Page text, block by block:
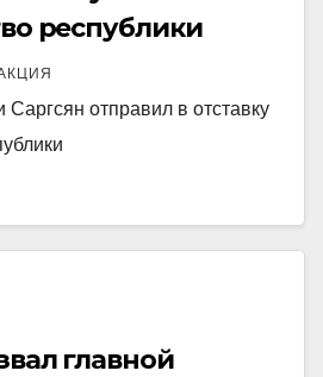
республики
отправил в отставку
главной